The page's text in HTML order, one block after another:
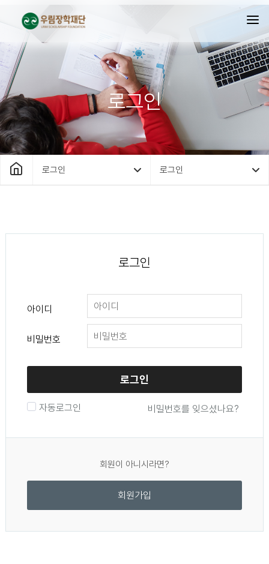
로그인
로그인 로그인
회원이 아니시라면?
회원가입
로그인
아이디
비밀번호
로그인
자동로그인 비밀번호를 잊으셨나요?